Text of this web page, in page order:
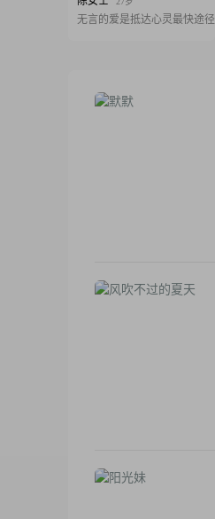
无言的爱是抵达心灵最快途径